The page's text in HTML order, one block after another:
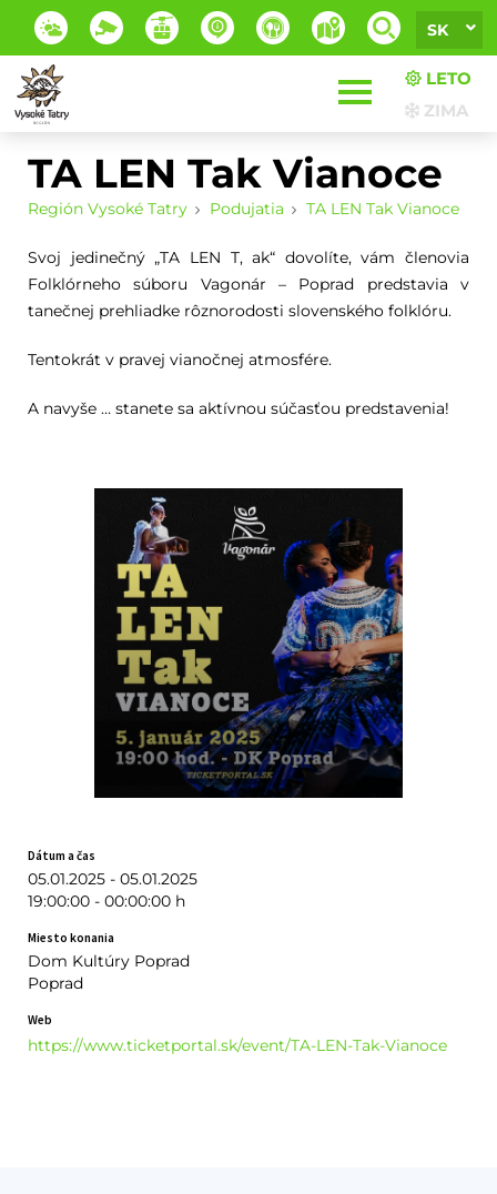
SK
LETO
ZIMA
TA LEN Tak Vianoce
Región Vysoké Tatry Podujatia TA LEN Tak Vianoce
Svoj jedinečný „TA LEN T, ak“ dovolíte, vám členovia
Folklórneho súboru Vagonár – Poprad predstavia v
tanečnej prehliadke rôznorodosti slovenského folklóru.
Tentokrát v pravej vianočnej atmosfére.
A navyše … stanete sa aktívnou súčasťou predstavenia!
Dátum a čas
05.01.2025 - 05.01.2025
19:00:00 - 00:00:00 h
Miesto konania
Dom Kultúry Poprad
Poprad
Web
https://www.ticketportal.sk/event/TA-LEN-Tak-Vianoce